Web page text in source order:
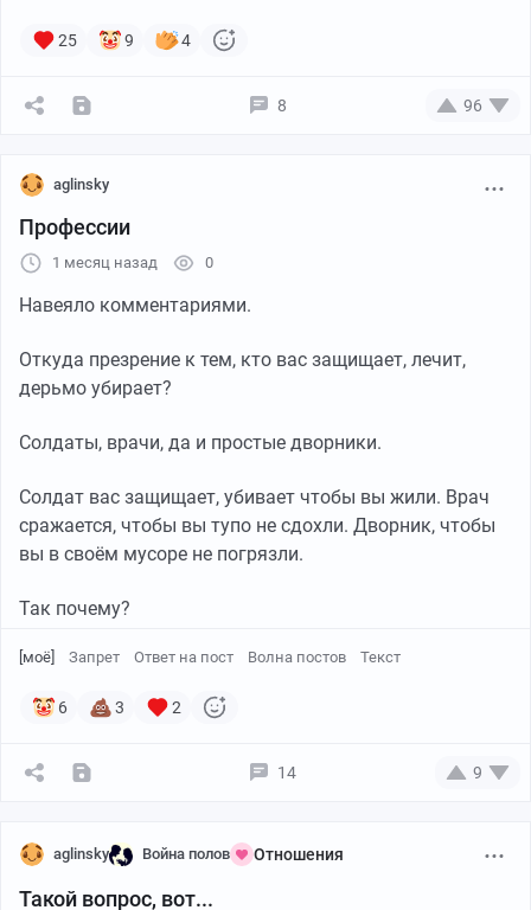
алкоголь и экологически чистые продукты? Блюда,
Вот за день работы - пару недель ультра-олл-
заготовок.
25 9 4
8 96
aglinsky
Профессии
1 месяц назад 0
Навеяло комментариями.
Откуда презрение к тем, кто вас защищает, лечит,
дерьмо убирает?
Солдаты, врачи, да и простые дворники.
Солдат вас защищает, убивает чтобы вы жили. Врач
сражается, чтобы вы тупо не сдохли. Дворник, чтобы
вы в своём мусоре не погрязли.
Так почему?
[моё] Запрет Ответ на пост Волна постов Текст
6 3 2
14 9
aglinsky Война полов Отношения
Такой вопрос, вот...